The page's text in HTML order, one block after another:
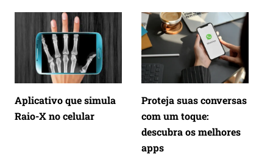
Aplicativo que simula
Raio-X no celular
Proteja suas conversas
com um toque:
descubra os melhores
apps